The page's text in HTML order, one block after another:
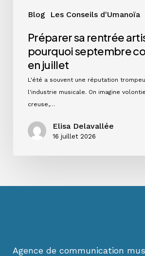
Blog Les Conseils d'Umanoïa
Préparer sa rentrée
pourquoi septembre
en juillet
L'été a souvent une réputation
l'industrie musicale. On imagine
creuse,…
Elisa Delavallée
16 juillet 2026
Agence de communication